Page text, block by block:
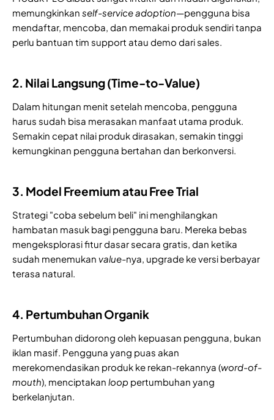
memungkinkan self-service adoption—pengguna bisa
mendaftar, mencoba, dan memakai produk sendiri tanpa
perlu bantuan tim support atau demo dari sales.
2. Nilai Langsung (Time-to-Value)
Dalam hitungan menit setelah mencoba, pengguna
harus sudah bisa merasakan manfaat utama produk.
Semakin cepat nilai produk dirasakan, semakin tinggi
kemungkinan pengguna bertahan dan berkonversi.
3. Model Freemium atau Free Trial
Strategi "coba sebelum beli" ini menghilangkan
hambatan masuk bagi pengguna baru. Mereka bebas
mengeksplorasi fitur dasar secara gratis, dan ketika
sudah menemukan value-nya, upgrade ke versi berbayar
terasa natural.
4. Pertumbuhan Organik
Pertumbuhan didorong oleh kepuasan pengguna, bukan
iklan masif. Pengguna yang puas akan
merekomendasikan produk ke rekan-rekannya (word-of-
mouth), menciptakan loop pertumbuhan yang
berkelanjutan.